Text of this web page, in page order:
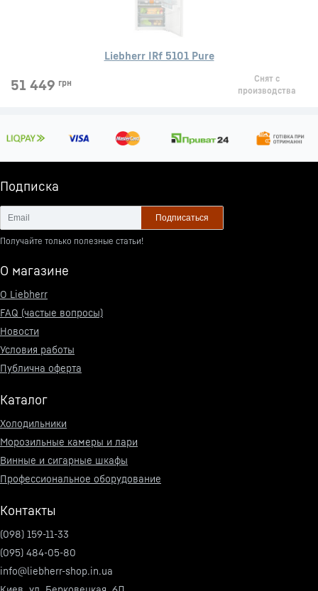
Liebherr IRf 5101 Pure
51 449 грн
Снят с
производства
Подписка
Подписаться
Получайте только полезные статьи!
О магазине
О Liebherr
FAQ (частые вопросы)
Новости
Условия работы
Публична оферта
Каталог
Холодильники
Морозильные камеры и лари
Винные и сигарные шкафы
Профессиональное оборудование
Контакты
(098) 159-11-33
(095) 484-05-80
info@liebherr-shop.in.ua